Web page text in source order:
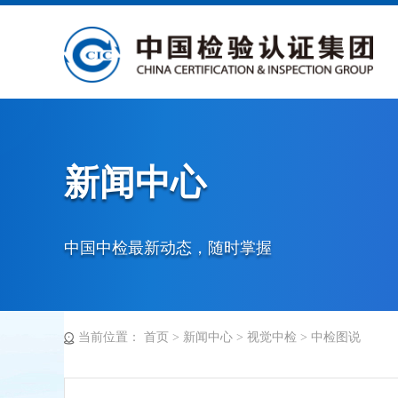
新闻中心
中国中检最新动态，随时掌握
当前位置： 首页 > 新闻中心 > 视觉中检 > 中检图说